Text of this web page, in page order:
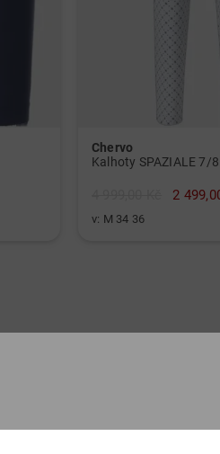
Chervo
Kalhoty SPAZIALE 7/8
2
v: M 34 36